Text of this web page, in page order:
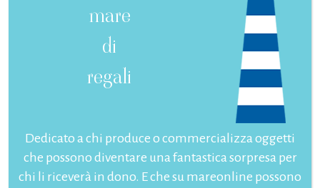
mare
di
regali
Dedicato a chi produce o commercializza oggetti
che possono diventare una fantastica sorpresa per
chi li riceverà in dono. E che su mareonline possono